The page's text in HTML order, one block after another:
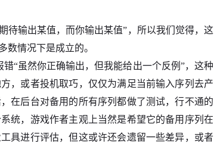
待输出某值，而你输出某值”，所以我们觉得，这
数情况下是成立的。
“虽然你正确输出，但我能给出一个反例”，这种
，或者投机取巧，仅仅为满足当前输入序列去产
在后台对备用的所有序列都做了测试，行不通的
统，游戏作者主观上当然是希望它的备用序列在
具进行评估，但这或许还会遗留一些差异，或者